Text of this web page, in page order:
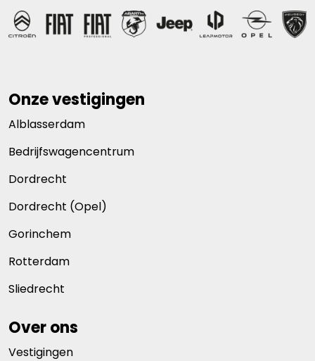
Onze vestigingen
Alblasserdam
Bedrijfswagencentrum
Dordrecht
Dordrecht (Opel)
Gorinchem
Rotterdam
Sliedrecht
Over ons
Vestigingen